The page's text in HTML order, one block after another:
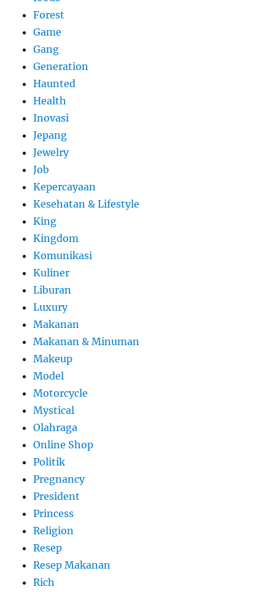
Forest
Game
Gang
Generation
Haunted
Health
Inovasi
Jepang
Jewelry
Job
Kepercayaan
Kesehatan & Lifestyle
King
Kingdom
Komunikasi
Kuliner
Liburan
Luxury
Makanan
Makanan & Minuman
Makeup
Model
Motorcycle
Mystical
Olahraga
Online Shop
Politik
Pregnancy
President
Princess
Religion
Resep
Resep Makanan
Rich